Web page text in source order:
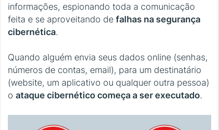
informações, espionando toda a comunicação
feita e se aproveitando de falhas na segurança
cibernética.
Quando alguém envia seus dados online (senhas,
números de contas, email), para um destinatário
(website, um aplicativo ou qualquer outra pessoa)
o ataque cibernético começa a ser executado.